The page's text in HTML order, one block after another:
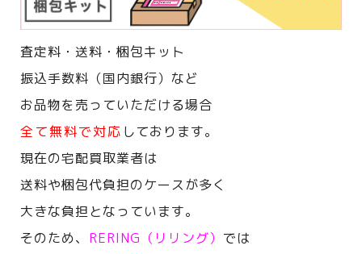
査定料・送料・梱包キット
振込手数料（国内銀行）など
お品物を売っていただける場合
全て無料で対応 しております。
現在の宅配買取業者は
送料や梱包代負担のケースが多く
大きな負担となっています。
そのため、 RERING（リリング） では